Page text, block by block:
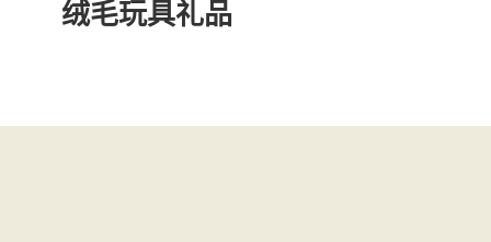
绒毛玩具礼品